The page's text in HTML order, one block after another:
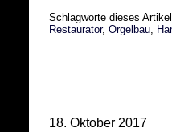
Schlagworte dieses
Restaurator, Orgelbau,
18. Oktober 2017